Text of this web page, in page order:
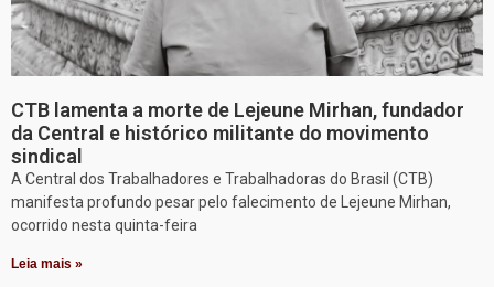
CTB lamenta a morte de Lejeune Mirhan, fundador
da Central e histórico militante do movimento
sindical
A Central dos Trabalhadores e Trabalhadoras do Brasil (CTB)
manifesta profundo pesar pelo falecimento de Lejeune Mirhan,
ocorrido nesta quinta-feira
Leia mais »